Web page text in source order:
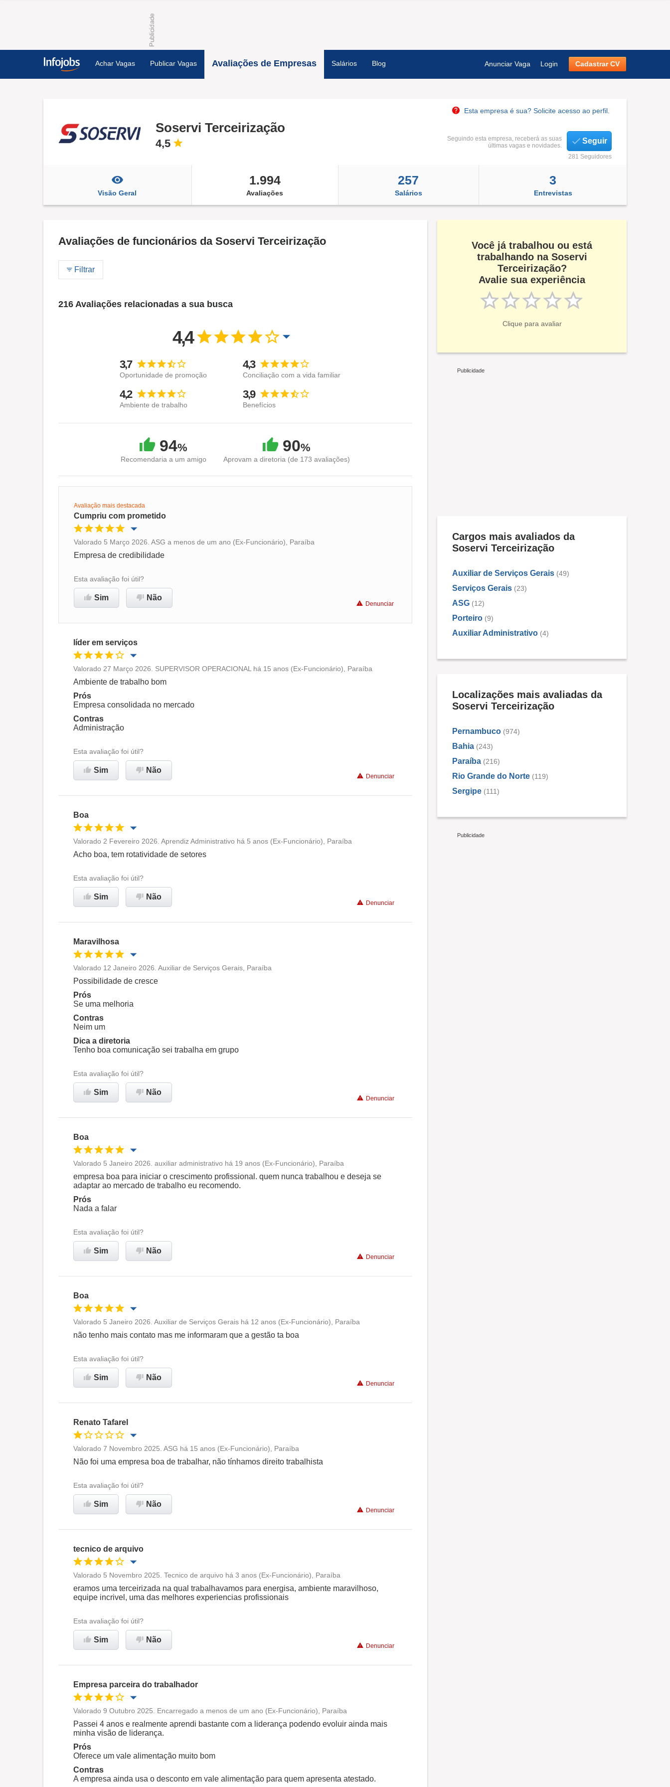
Achar Vagas Publicar Vagas Avaliações de Empresas Salários Blog Anunciar Vaga Login Cadastrar CV
Esta empresa é sua? Solicite acesso ao perfil.
Soservi Terceirização
4,5
Seguindo esta empresa, receberá as suas
últimas vagas e novidades.
Seguir
281 Seguidores
Visão Geral
1.994
Avaliações
257
Salários
3
Entrevistas
Avaliações de funcionários da Soservi Terceirização
Filtrar
216 Avaliações relacionadas a sua busca
4,4
3,7
Oportunidade de promoção
4,3
Conciliação com a vida familiar
4,2
Ambiente de trabalho
3,9
Benefícios
94%
Recomendaria a um amigo
90%
Aprovam a diretoria (de 173 avaliações)
Avaliação mais destacada
Cumpriu com prometido
Oportunidade de promoção
Ambiente de trabalho
Recomenda esta empresa
Valorado 5 Março 2026. ASG a menos de um ano (Ex-Funcionário), Paraíba
Empresa de credibilidade
Esta avaliação foi útil?
Sim Não
Denunciar
líder em serviços
Oportunidade de promoção
Ambiente de trabalho
Recomenda esta empresa
Valorado 27 Março 2026. SUPERVISOR OPERACIONAL há 15 anos (Ex-Funcionário), Paraíba
Ambiente de trabalho bom
Prós
Empresa consolidada no mercado
Contras
Administração
Esta avaliação foi útil?
Sim Não
Denunciar
Boa
Oportunidade de promoção
Ambiente de trabalho
Recomenda esta empresa
Valorado 2 Fevereiro 2026. Aprendiz Administrativo há 5 anos (Ex-Funcionário), Paraíba
Acho boa, tem rotatividade de setores
Esta avaliação foi útil?
Sim Não
Denunciar
Maravilhosa
Oportunidade de promoção
Ambiente de trabalho
Recomenda esta empresa
Valorado 12 Janeiro 2026. Auxiliar de Serviços Gerais, Paraíba
Possibilidade de cresce
Prós
Se uma melhoria
Contras
Neim um
Dica a diretoria
Tenho boa comunicação sei trabalha em grupo
Esta avaliação foi útil?
Sim Não
Denunciar
Boa
Oportunidade de promoção
Ambiente de trabalho
Conciliação com a vida familiar
Valorado 5 Janeiro 2026. auxiliar administrativo há 19 anos (Ex-Funcionário), Paraíba
empresa boa para iniciar o crescimento profissional. quem nunca trabalhou e deseja se
adaptar ao mercado de trabalho eu recomendo.
Prós
Nada a falar
Esta avaliação foi útil?
Sim Não
Denunciar
Boa
Oportunidade de promoção
Ambiente de trabalho
Conciliação com a vida familiar
Recomenda esta empresa
Valorado 5 Janeiro 2026. Auxiliar de Serviços Gerais há 12 anos (Ex-Funcionário), Paraíba
não tenho mais contato mas me informaram que a gestão ta boa
Esta avaliação foi útil?
Sim Não
Denunciar
Renato Tafarel
Oportunidade de promoção
Ambiente de trabalho
Conciliação com a vida familiar
Não recomenda esta
Valorado 7 Novembro 2025. ASG há 15 anos (Ex-Funcionário), Paraíba
Não foi uma empresa boa de trabalhar, não tínhamos direito trabalhista
Esta avaliação foi útil?
Sim Não
Denunciar
tecnico de arquivo
Oportunidade de promoção Conciliação com a vida familiar
Recomenda esta empresa
Valorado 5 Novembro 2025. Tecnico de arquivo há 3 anos (Ex-Funcionário), Paraíba
eramos uma terceirizada na qual trabalhavamos para energisa, ambiente maravilhoso,
equipe incrivel, uma das melhores experiencias profissionais
Esta avaliação foi útil?
Sim Não
Denunciar
Empresa parceira do trabalhador
Oportunidade de promoção
Ambiente de trabalho
Conciliação com a vida familiar
Recomenda esta empresa Recomenda a diretoria
Valorado 9 Outubro 2025. Encarregado a menos de um ano (Ex-Funcionário), Paraíba
Passei 4 anos e realmente aprendi bastante com a liderança podendo evoluir ainda mais
minha visão de liderança.
Prós
Oferece um vale alimentação muito bom
Contras
A empresa ainda usa o desconto em vale alimentação para quem apresenta atestado.
Você já trabalhou ou está
trabalhando na Soservi
Terceirização?
Avalie sua experiência
Clique para avaliar
Cargos mais avaliados da
Soservi Terceirização
Auxiliar de Serviços Gerais (49)
Serviços Gerais (23)
ASG (12)
Porteiro (9)
Auxiliar Administrativo (4)
Localizações mais avaliadas da
Soservi Terceirização
Pernambuco (974)
Bahia (243)
Paraíba (216)
Rio Grande do Norte (119)
Sergipe (111)